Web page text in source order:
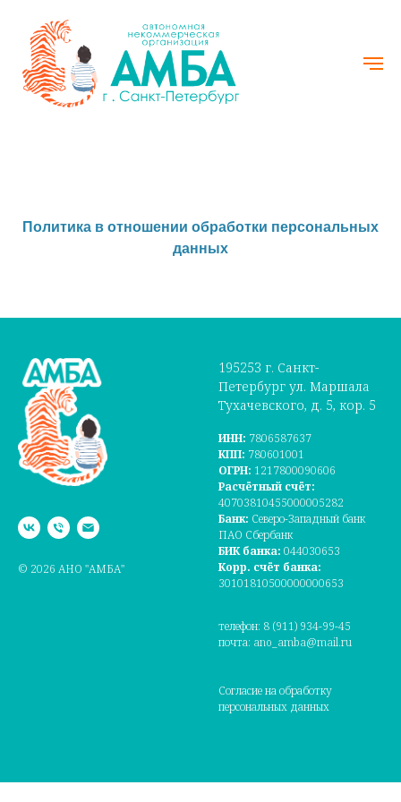
Политика в отношении обработки персональных
данных
© 2026 АНО "АМБА"
195253 г. Санкт-
Петербург ул. Маршала
Тухачевского, д. 5, кор. 5
ИНН: 7806587637
КПП: 780601001
ОГРН: 1217800090606
Расчётный счёт:
40703810455000005282
Банк: Северо-Западный банк
ПАО Сбербанк
БИК банка: 044030653
Корр. счёт банка:
30101810500000000653
телефон: 8 (911) 934-99-45
почта: ano_amba@mail.ru
Согласие на обработку
персональных данных